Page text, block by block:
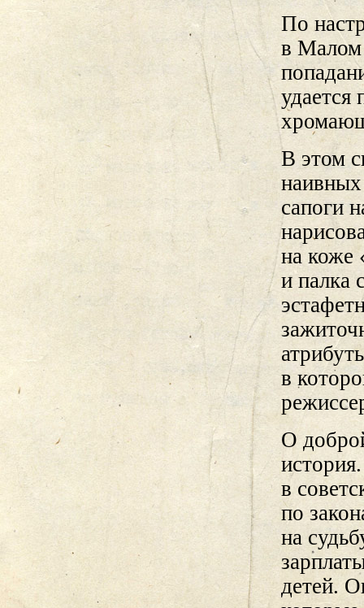
По
в Малом
удается
В этом
сапоги
на коже
и палка
в
О
в
по
на
детей.